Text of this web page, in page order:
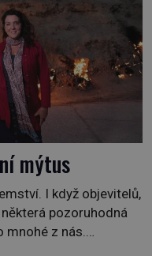
mýtus
I když objevitelů,
pozoruhodná
mnohé z nás.